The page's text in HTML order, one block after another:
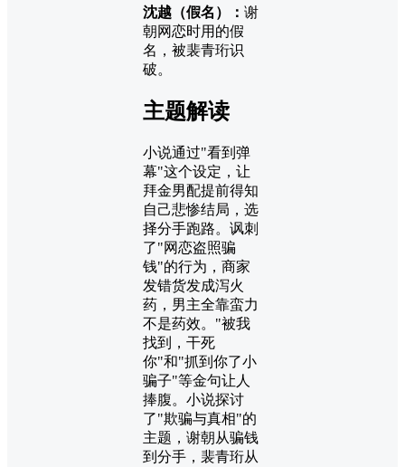
沈越（假名）： 谢
朝网恋时用的假
名，被裴青珩识
破。
主题解读
小说通过"看到弹
幕"这个设定，让
拜金男配提前得知
自己悲惨结局，选
择分手跑路。讽刺
了"网恋盗照骗
钱"的行为，商家
发错货发成泻火
药，男主全靠蛮力
不是药效。"被我
找到，干死
你"和"抓到你了小
骗子"等金句让人
捧腹。小说探讨
了"欺骗与真相"的
主题，谢朝从骗钱
到分手，裴青珩从